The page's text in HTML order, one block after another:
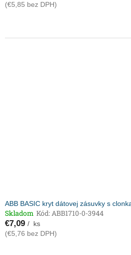
(€5,85 bez DPH)
ABB BASIC kryt dátovej zásuvky s
Skladom Kód:ABB1710-0-3944
€7,09 / ks
(€5,76 bez DPH)